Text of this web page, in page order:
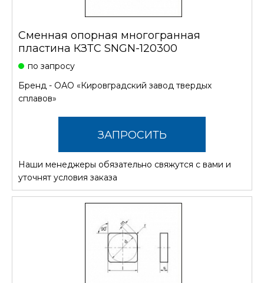
Сменная опорная многогранная
пластина КЗТС SNGN-120300
по запросу
Бренд - ОАО «Кировградский завод твердых
сплавов»
ЗАПРОСИТЬ
СТОИМОСТЬ
Наши менеджеры обязательно свяжутся с вами и
уточнят условия заказа